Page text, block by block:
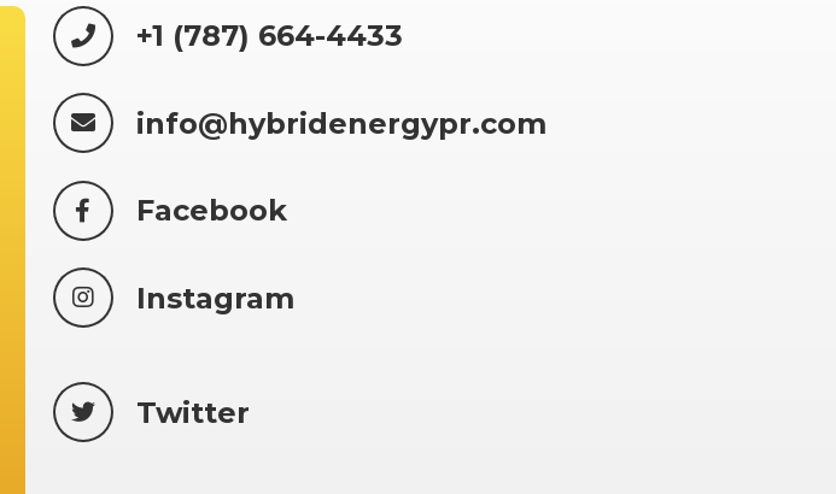
+1 (787) 664-4433
info@hybridenergypr.com
Facebook
Instagram
Twitter